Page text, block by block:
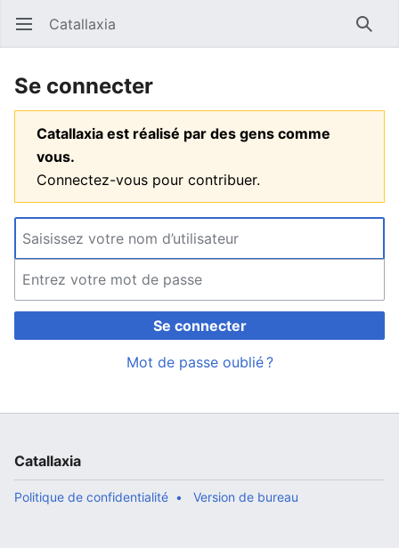
Ouvrir le menu principal Catallaxia
Se connecter
Catallaxia est réalisé par des gens comme
vous.
Connectez-vous pour contribuer.
Se connecter
Mot de passe oublié ?
Catallaxia
Politique de confidentialité Version de bureau